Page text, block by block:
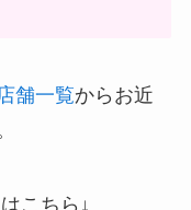
舗一覧からお近
こちら↓